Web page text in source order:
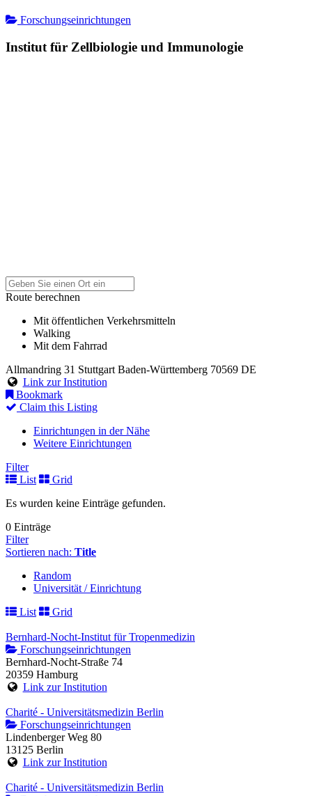
Forschungseinrichtungen
Institut für Zellbiologie und Immunologie
Route berechnen
Mit öffentlichen Verkehrsmitteln
Walking
Mit dem Fahrrad
Allmandring 31 Stuttgart Baden-Württemberg 70569 DE
Link zur Institution
Bookmark
Claim this Listing
Einrichtungen in der Nähe
Weitere Einrichtungen
Filter
List
Grid
Es wurden keine Einträge gefunden.
0 Einträge
Filter
Sortieren nach: Title
Random
Universität / Einrichtung
List
Grid
Bernhard-Nocht-Institut für Tropenmedizin
Forschungseinrichtungen
Bernhard-Nocht-Straße 74
20359 Hamburg
Link zur Institution
Charité - Universitätsmedizin Berlin
Forschungseinrichtungen
Lindenberger Weg 80
13125 Berlin
Link zur Institution
Charité - Universitätsmedizin Berlin